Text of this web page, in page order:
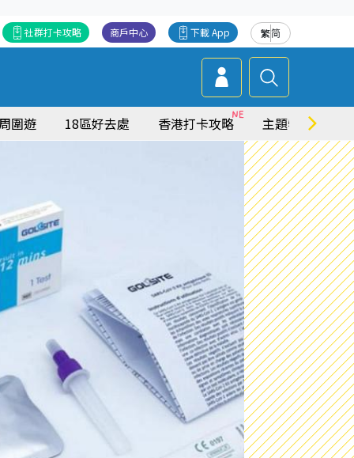
繁简
下載 App
商戶中心
社群打卡攻略
圍遊 18區好去處 香港打卡攻略 主題特集